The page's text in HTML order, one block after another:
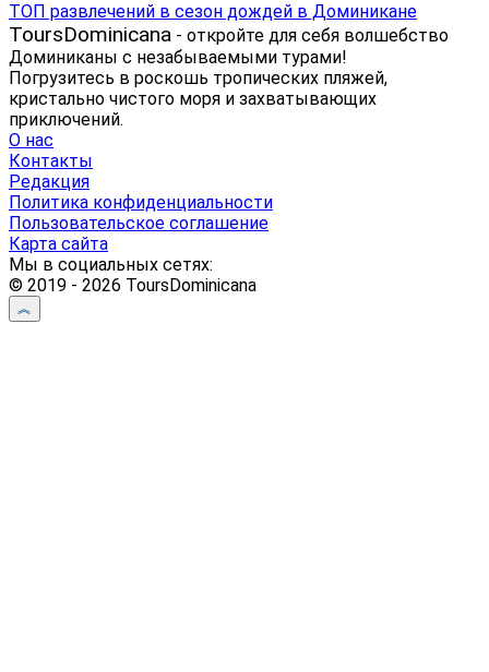
ТОП развлечений в сезон дождей в Доминикане
ToursDominicana - откройте для себя волшебство
Доминиканы с незабываемыми турами!
Погрузитесь в роскошь тропических пляжей,
кристально чистого моря и захватывающих
приключений.
О нас
Контакты
Редакция
Политика конфиденциальности
Пользовательское соглашение
Карта сайта
Мы в социальных сетях:
© 2019 - 2026 ToursDominicana